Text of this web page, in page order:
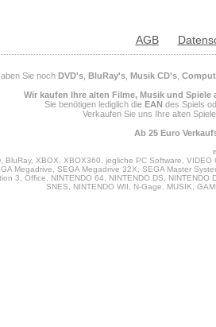
AGB
Sie noch DVD's, BluRay's, Musik CD's,
Wir kaufen Ihre alten Filme, Musik und Spiele
Sie benötigen lediglich die EAN des Spiels
Verkaufen Sie uns Ihre alten
Ab 25 Euro
BluRay, XBOX, XBOX360, jegliche PC Software,
Megadrive, SEGA Megadrive 32X, SEGA Master
3, Office, NINTENDO 64, NINTENDO DS,
SNES, NINTENDO WII, N-Gage, MUSIK,